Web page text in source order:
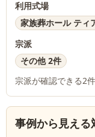
利用式場
家族葬ホール ティ
宗派
その他 2件
宗派が確認できる2
事例から見える